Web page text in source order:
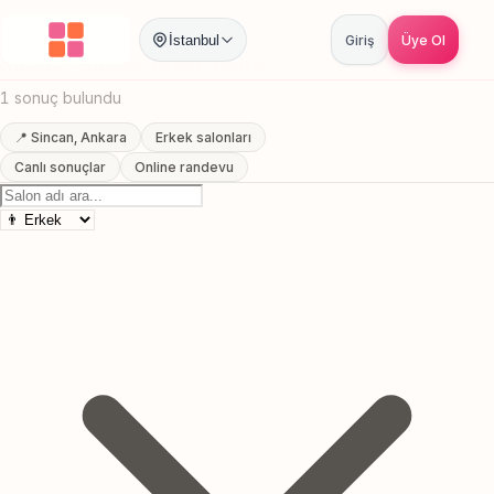
İstanbul Giriş Üye Ol
Anasayfa / Ankara Sincan Erkek Berberi
Sincan, Ankara Erkek Berberi
1 sonuç bulundu
📍 Sincan, Ankara
Erkek salonları
Canlı sonuçlar
Online randevu